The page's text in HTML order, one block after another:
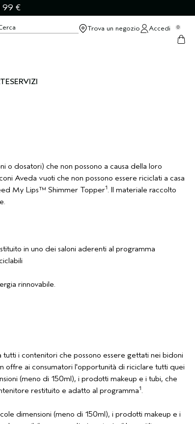
99 €
Trova un negozio Accedi 0
SERVIZI
o dosatori) che non possono a causa della loro
Aveda vuoti che non possono essere riciclati a casa
My Lips™ Shimmer Topper1. Il materiale raccolto
in uno dei saloni aderenti al programma
rinnovabile.
i contenitori che possono essere gettati nei bidoni
offre ai consumatori l'opportunità di riciclare tutti quei
(meno di 150ml), i prodotti makeup e i tubi, che
restituito e adatto al programma1.
dimensioni (meno di 150ml), i prodotti makeup e i